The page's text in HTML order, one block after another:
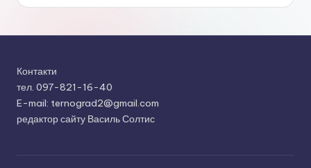
Контакти
тел. 097-821-16-40
E-mail: ternograd2@gmail.com
редактор сайту Василь Солтис